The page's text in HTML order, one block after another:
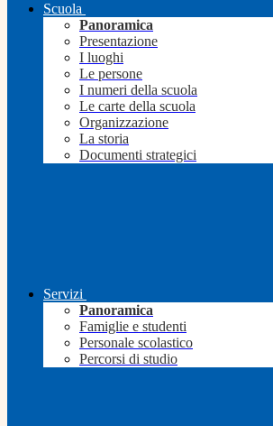
Scuola
Panoramica
Presentazione
I luoghi
Le persone
I numeri della scuola
Le carte della scuola
Organizzazione
La storia
Documenti strategici
Servizi
Panoramica
Famiglie e studenti
Personale scolastico
Percorsi di studio